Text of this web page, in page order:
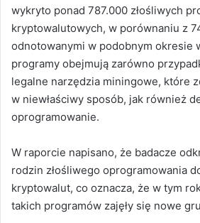
wykryto ponad 787.000 złośliwych
kryptowalutowych, w porównaniu z
odnotowanymi w podobnym okresie
programy obejmują zarówno
legalne narzędzia miningowe, które
w niewłaściwy sposób, jak również
oprogramowanie.
W raporcie napisano, że badacze
rodzin złośliwego oprogramowania
kryptowalut, co oznacza, że w tym
takich programów zajęły się nowe